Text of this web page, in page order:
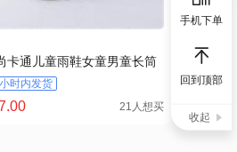
卡通儿童雨鞋女童男童长筒
防滑耐磨工雨靴厂家代发7
时内发货
.00 21人想买
手机下单
回到顶部
收起